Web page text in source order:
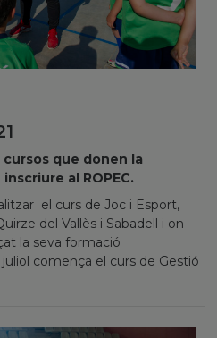
que donen la
al ROPEC.
el curs de Joc i Esport,
del Vallès i Sabadell i on
la seva formació
comença el curs de Gestió